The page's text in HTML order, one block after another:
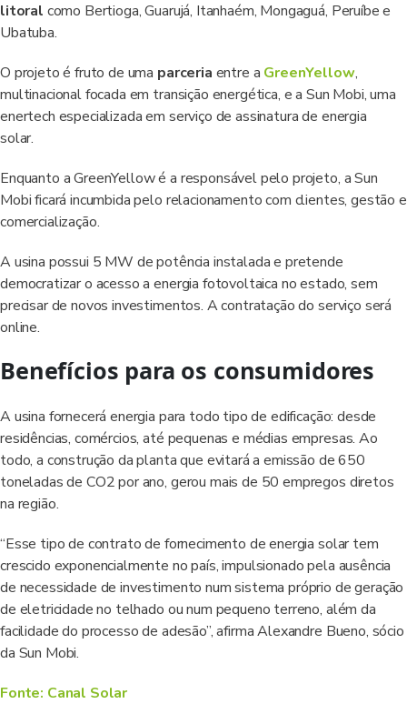
litoral como Bertioga, Guarujá, Itanhaém, Mongaguá, Peruíbe e
Ubatuba.
O projeto é fruto de uma parceria entre a GreenYellow,
multinacional focada em transição energética, e a Sun Mobi, uma
enertech especializada em serviço de assinatura de energia
solar.
Enquanto a GreenYellow é a responsável pelo projeto, a Sun
Mobi ficará incumbida pelo relacionamento com clientes, gestão e
comercialização.
A usina possui 5 MW de potência instalada e pretende
democratizar o acesso a energia fotovoltaica no estado, sem
precisar de novos investimentos. A contratação do serviço será
online.
Benefícios para os consumidores
A usina fornecerá energia para todo tipo de edificação: desde
residências, comércios, até pequenas e médias empresas. Ao
todo, a construção da planta que evitará a emissão de 650
toneladas de CO2 por ano, gerou mais de 50 empregos diretos
na região.
“Esse tipo de contrato de fornecimento de energia solar tem
crescido exponencialmente no país, impulsionado pela ausência
de necessidade de investimento num sistema próprio de geração
de eletricidade no telhado ou num pequeno terreno, além da
facilidade do processo de adesão”, afirma Alexandre Bueno, sócio
da Sun Mobi.
Fonte: Canal Solar